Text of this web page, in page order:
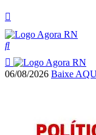
06/08/2026 Baixe